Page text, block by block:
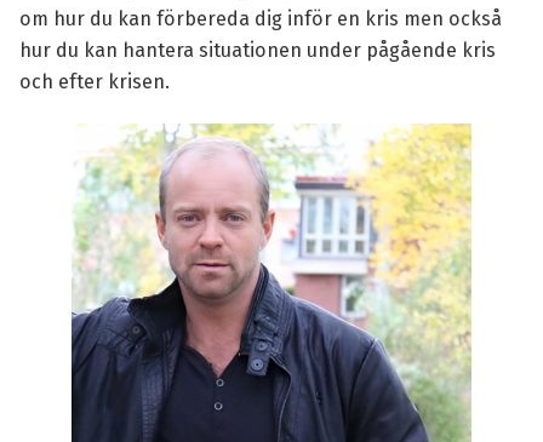
om hur du kan förbereda dig inför en kris men också
hur du kan hantera situationen under pågående kris
och efter krisen.